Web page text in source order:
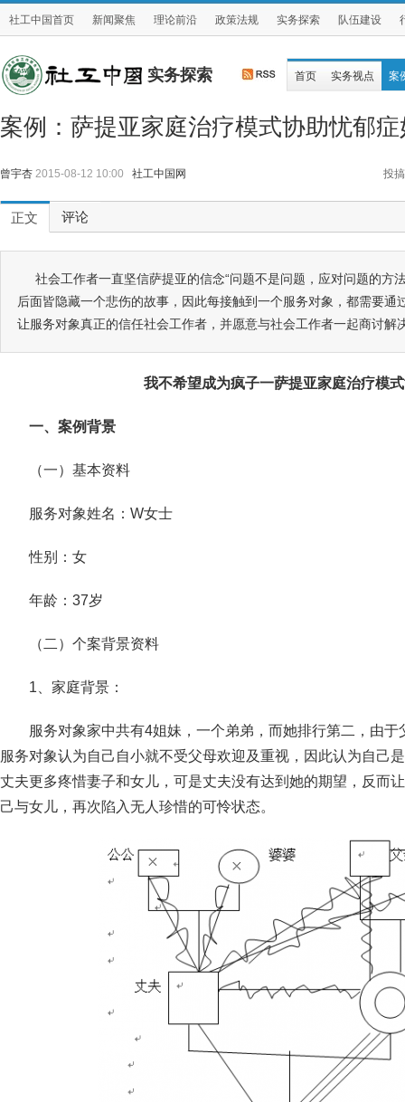
社工中国首页 新闻聚焦 理论前沿 政策法规 实务探索 队伍建设
实务探索 首页 实务视点 案
案例：萨提亚家庭治疗模式协助忧郁
曾宇杏 2015-08-12 10:00 社工中国网 投搞
正文 评论
社会工作者一直坚信萨提亚的信念“问题不是问题，应对问题的方
后面皆隐藏一个悲伤的故事，因此每接触到一个服务对象，都需要通
让服务对象真正的信任社会工作者，并愿意与社会工作者一起商讨解
我不希望成为疯子一萨提亚家庭治疗模
一、 案例背景
（一）基本资料
服务对象姓名：W女士
性别：女
年龄：37岁
（二）个案背景资料
1、家庭背景：
服务对象家中共有4姐妹，一个弟弟，而她排行第二，由
服务对象认为自己自小就不受父母欢迎及重视，因此认为自己
丈夫更多疼惜妻子和女儿，可是丈夫没有达到她的期望，反而
己与女儿，再次陷入无人珍惜的可怜状态。